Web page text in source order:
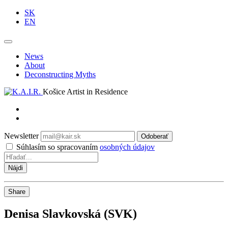
SK
EN
News
About
Deconstructing Myths
Košice Artist in Residence
Newsletter Odoberať
Súhlasím so spracovaním osobných údajov
Share
Denisa Slavkovská (SVK)